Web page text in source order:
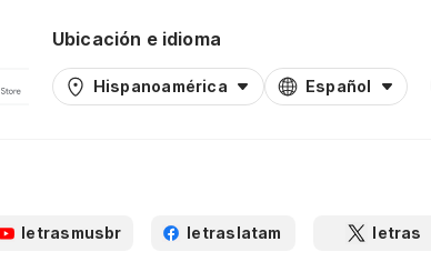
Ubicación e idioma
Hispanoamérica Español
letrasmusbr letraslatam letras